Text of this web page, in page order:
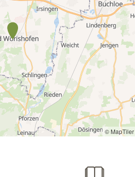
© MapTiler